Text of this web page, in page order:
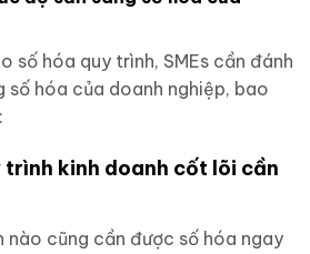
số hóa quy trình, SMEs cần đánh
số hóa của doanh nghiệp, bao
trình kinh doanh cốt lõi cần
nào cũng cần được số hóa ngay